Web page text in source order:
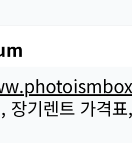
장기렌트 가격